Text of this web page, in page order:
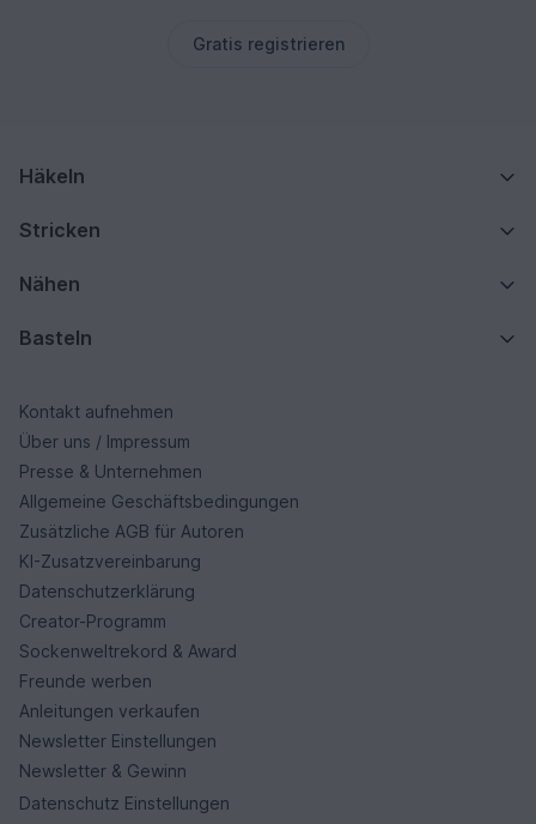
Gratis registrieren
Häkeln
Stricken
Nähen
Basteln
Kontakt aufnehmen
Über uns / Impressum
Presse & Unternehmen
Allgemeine Geschäftsbedingungen
Zusätzliche AGB für Autoren
KI-Zusatzvereinbarung
Datenschutzerklärung
Creator-Programm
Sockenweltrekord & Award
Freunde werben
Anleitungen verkaufen
Newsletter Einstellungen
Newsletter & Gewinn
Datenschutz Einstellungen